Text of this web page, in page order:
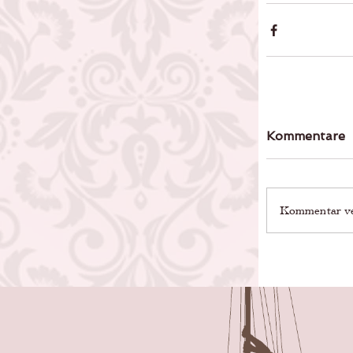
Kommentare
Kommentar